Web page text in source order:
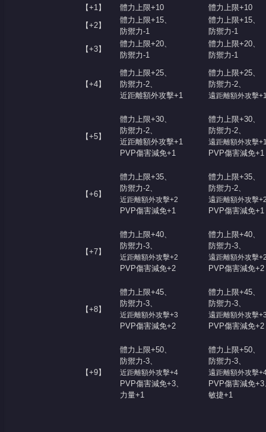
【+1】
體力上限+10
體力上限+10
【+2】
體力上限+15、
防禦力-1
體力上限+15、
防禦力-1
【+3】
體力上限+20、
防禦力-1
體力上限+20、
防禦力-1
【+4】
體力上限+25、
防禦力-2、
近距離額外攻擊+1
體力上限+25、
防禦力-2、
遠距離額外攻擊
【+5】
體力上限+30、
防禦力-2、
近距離額外攻擊+1
PVP傷害減免+1
體力上限+30、
防禦力-2、
遠距離額外攻擊
PVP傷害減免+1
【+6】
體力上限+35、
防禦力-2、
近距離額外攻擊+2
PVP傷害減免+1
體力上限+35、
防禦力-2、
遠距離額外攻擊
PVP傷害減免+1
【+7】
體力上限+40、
防禦力-3、
近距離額外攻擊+2
PVP傷害減免+2
體力上限+40、
防禦力-3、
遠距離額外攻擊
PVP傷害減免+2
【+8】
體力上限+45、
防禦力-3、
近距離額外攻擊+3
PVP傷害減免+2
體力上限+45、
防禦力-3、
遠距離額外攻擊
PVP傷害減免+2
【+9】
體力上限+50、
防禦力-3、
近距離額外攻擊+4
PVP傷害減免+3、
力量+1
體力上限+50、
防禦力-3、
遠距離額外攻擊
PVP傷害減免+3
敏捷+1